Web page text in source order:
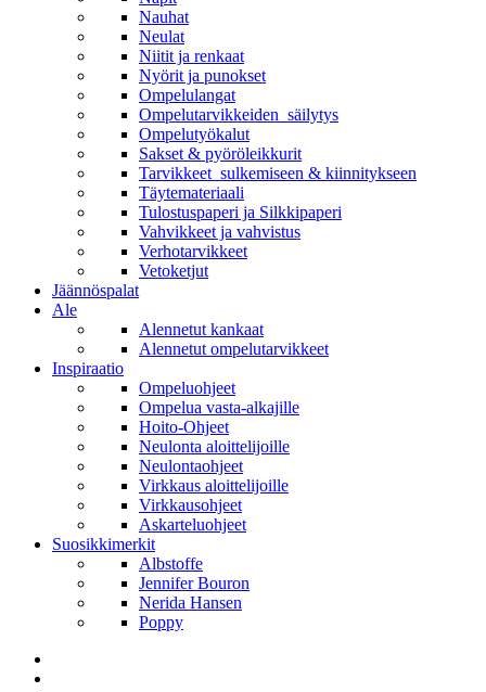
Nauhat
Neulat
Niitit ja renkaat
Nyörit ja punokset
Ompelulangat
Ompelutarvikkeiden ​ säilytys
Ompelutyökalut
Sakset & pyöröleikkurit
Tarvikkeet ​ sulkemiseen & kiinnitykseen
Täytemateriaali
Tulostuspaperi ja Silkkipaperi
Vahvikkeet ja vahvistus
Verhotarvikkeet
Vetoketjut
Jäännöspalat
Ale
Alennetut kankaat
Alennetut ompelutarvikkeet
Inspiraatio
Ompeluohjeet
Ompelua vasta-alkajille
Hoito-Ohjeet
Neulonta aloittelijoille
Neulontaohjeet
Virkkaus aloittelijoille
Virkkausohjeet
Askarteluohjeet
Suosikkimerkit
Albstoffe
Jennifer Bouron
Nerida Hansen
Poppy